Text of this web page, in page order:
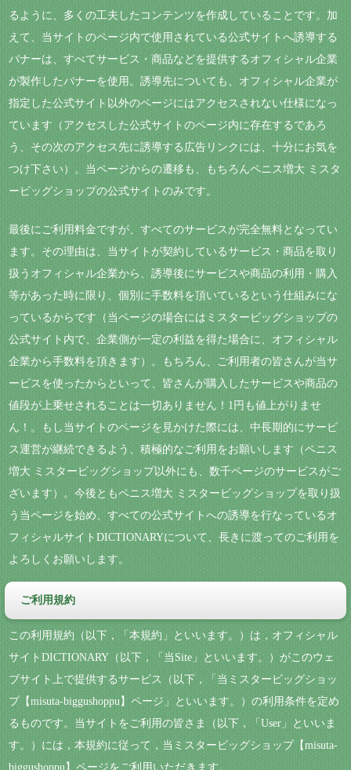
るように、多くの工夫したコンテンツを作成していることです。加
えて、当サイトのページ内で使用されている公式サイトへ誘導する
バナーは、すべてサービス・商品などを提供するオフィシャル企業
が製作したバナーを使用。誘導先についても、オフィシャル企業が
指定した公式サイト以外のページにはアクセスされない仕様になっ
ています（アクセスした公式サイトのページ内に存在するであろ
う、その次のアクセス先に誘導する広告リンクには、十分にお気を
つけ下さい）。当ページからの遷移も、もちろんペニス増大 ミスタ
ービッグショップの公式サイトのみです。
最後にご利用料金ですが、すべてのサービスが完全無料となってい
ます。その理由は、当サイトが契約しているサービス・商品を取り
扱うオフィシャル企業から、誘導後にサービスや商品の利用・購入
等があった時に限り、個別に手数料を頂いているという仕組みにな
っているからです（当ページの場合にはミスタービッグショップの
公式サイト内で、企業側が一定の利益を得た場合に、オフィシャル
企業から手数料を頂きます）。もちろん、ご利用者の皆さんが当サ
ービスを使ったからといって、皆さんが購入したサービスや商品の
値段が上乗せされることは一切ありません！1円も値上がりませ
ん！。もし当サイトのページを見かけた際には、中長期的にサービ
ス運営が継続できるよう、積極的なご利用をお願いします（ペニス
増大 ミスタービッグショップ以外にも、数千ページのサービスがご
ざいます）。今後ともペニス増大 ミスタービッグショップを取り扱
う当ページを始め、すべての公式サイトへの誘導を行なっているオ
フィシャルサイトDICTIONARYについて、長きに渡ってのご利用を
よろしくお願いします。
ご利用規約
この利用規約（以下，「本規約」といいます。）は，オフィシャル
サイトDICTIONARY（以下，「当Site」といいます。）がこのウェ
ブサイト上で提供するサービス（以下，「当ミスタービッグショッ
プ【misuta-biggushoppu】ページ」といいます。）の利用条件を定め
るものです。当サイトをご利用の皆さま（以下，「User」といいま
す。）には，本規約に従って，当ミスタービッグショップ【misuta-
biggushoppu】ページをご利用いただきます。